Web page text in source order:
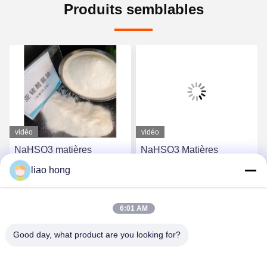
Produits semblables
vidéo
NaHSO3 matières
premières inorganiques
abordables Bisulfite de
Causez Maintenant
vidéo
NaHSO3 Matières
synthèse chimique
liao hong
6:01 AM
Good day, what product are you looking for?